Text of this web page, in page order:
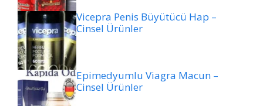
Vicepra Penis Büyütücü Hap –
Cinsel Ürünler
Epimedyumlu Viagra Macun –
Cinsel Ürünler